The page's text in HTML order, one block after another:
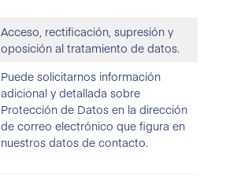
Acceso, rectificación, supresión y
oposición al tratamiento de datos.
Puede solicitarnos información
adicional y detallada sobre
Protección de Datos en la dirección
de correo electrónico que figura en
nuestros datos de contacto.